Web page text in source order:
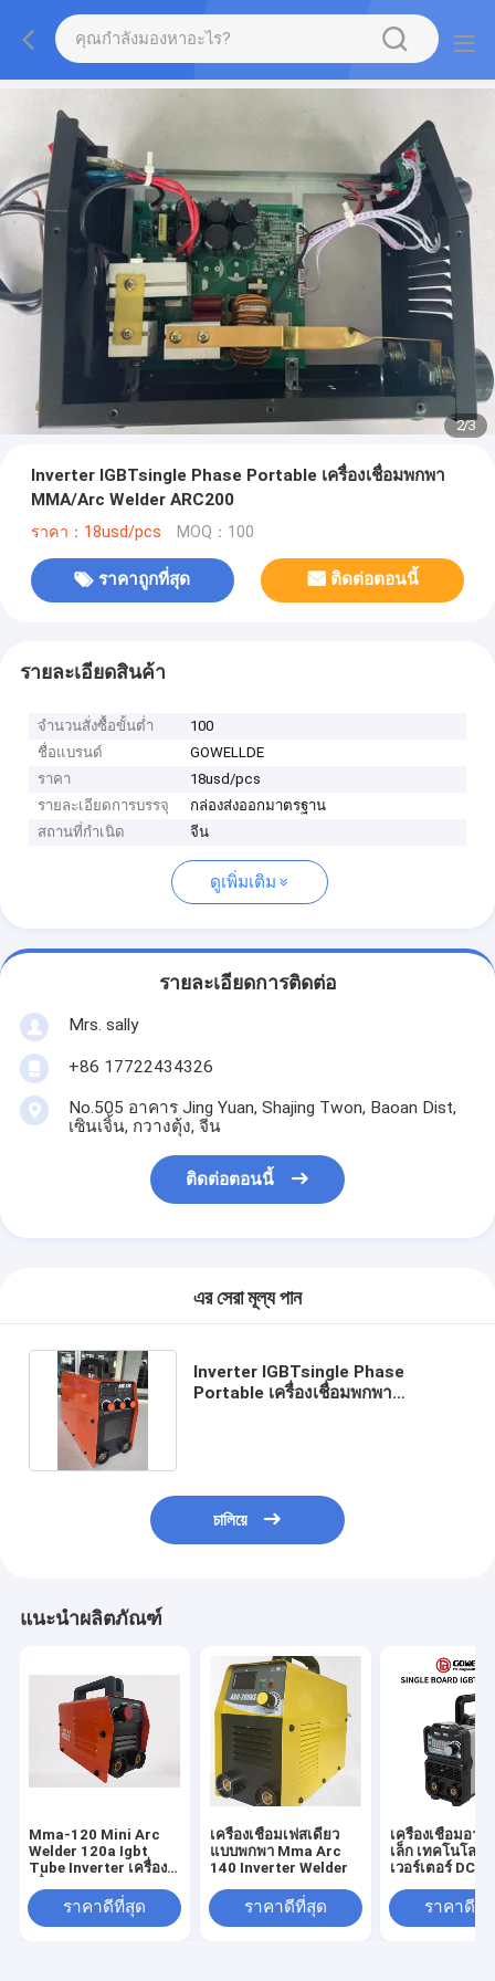
2/3
Inverter IGBTsingle Phase Portable เครื่องเชื่อมพกพา
MMA/Arc Welder ARC200
ราคา：18usd/pcs MOQ：100
ราคาถูกที่สุด ติดต่อตอนนี้
รายละเอียดสินค้า
จำนวนสั่งซื้อขั้นต่ำ
100
ชื่อแบรนด์
GOWELLDE
ราคา
18usd/pcs
รายละเอียดการบรรจุ
กล่องส่งออกมาตรฐาน
สถานที่กำเนิด
จีน
ดูเพิ่มเติม
รายละเอียดการติดต่อ
Mrs. sally
+86 17722434326
No.505 อาคาร Jing Yuan, Shajing Twon, Baoan Dist,
เซินเจิ้น, กวางตุ้ง, จีน
ติดต่อตอนนี้
এর সেরা মূল্য পান
Inverter IGBTsingle Phase
Portable เครื่องเชื่อมพกพา
চালিয়ে
แนะนำผลิตภัณฑ์
Mma-120 Mini Arc
Welder 120a Igbt
Tube Inverter เครื่อง
ราคาดีที่สุด
เครื่องเชื่อมเฟสเดียว
แบบพกพา Mma Arc
140 Inverter Welder
ราคาดีที่สุด
เครื่องเชื่อมอา
เล็ก เทคโนโลยี
เวอร์เตอร์ DC
ในบ้าน เครื่องเชื่
มอาร์คขนาดเล็ก
ราคาดีที่